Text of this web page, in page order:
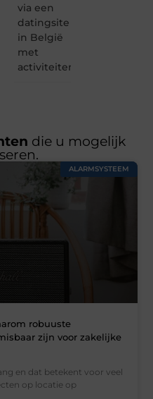
via een
datingsite
in België
met
activiteiten
die u mogelijk
ALARMSYSTEEM
robuuste
zijn voor zakelijke
en dat betekent voor veel
op locatie op